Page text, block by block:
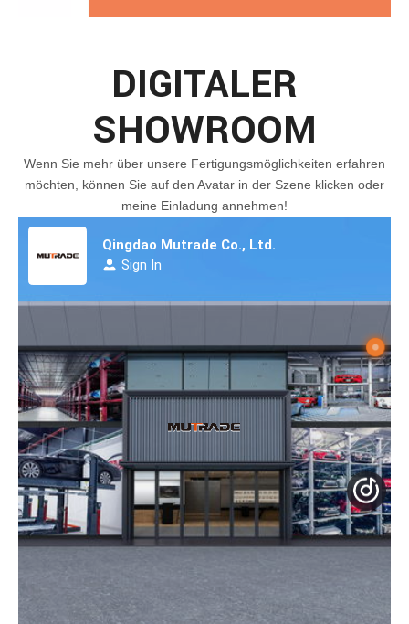
DIGITALER
SHOWROOM
Wenn Sie mehr über unsere Fertigungsmöglichkeiten erfahren
möchten, können Sie auf den Avatar in der Szene klicken oder
meine Einladung annehmen!